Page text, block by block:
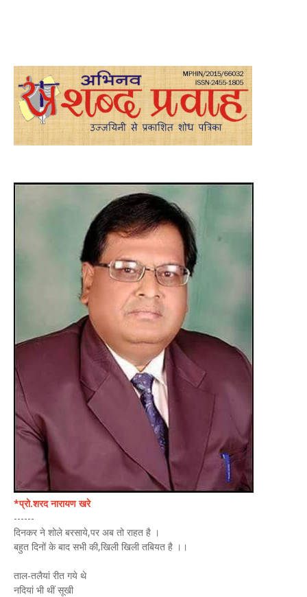
*प्रो.शरद नारायण खरे
------
दिनकर ने शोले बरसाये,पर अब तो राहत है ।
बहुत दिनों के बाद सभी की,खिली खिली तबियत है ।।
ताल-तलैयां रीत गये थे
नदियां भी थीं सूखी